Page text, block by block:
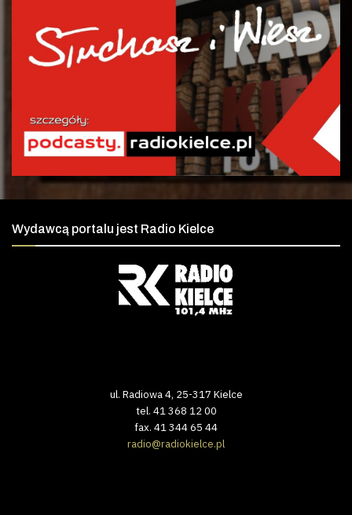
Wydawcą portalu jest Radio Kielce
ul. Radiowa 4, 25-317 Kielce
tel. 41 368 12 00
fax. 41 344 65 44
radio@radiokielce.pl